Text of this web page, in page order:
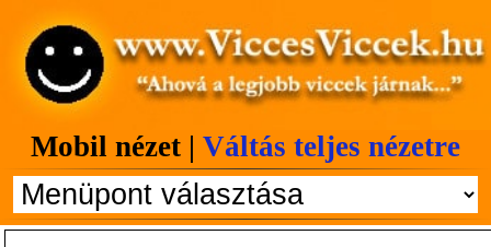
Mobil nézet | Váltás teljes nézetre